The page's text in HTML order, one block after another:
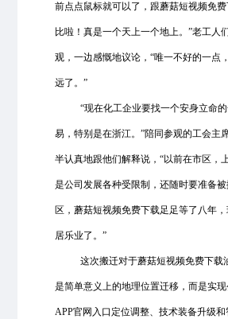
前点点鼠标就可以了，跟蘑菇短视频免
比啦！真是一个天上一个地上。”老工人
观，一边感慨地议论，“唯一不好的一点
远了。”
“现在化工企业要找一个安身立命
易，特别是在浙江。”陪同参观的工会主
半认真地跟他们解释说，“以前在市区，
是公司发展各种受限制，还随时要准备
区，蘑菇短视频免费下载足足等了八年
居乐业了。”
这次搬迁对于蘑菇短视频免费下载
是简单意义上的地理位置迁移，而是实
APP官网入口定位调整、技术装备升级